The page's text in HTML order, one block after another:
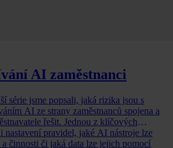
AI zaměstnanci
série jsme popsali, jaká rizika jsou s
AI ze strany zaměstnanců spojena a
řešit. Jednou z klíčových
nastavení pravidel, jaké AI nástroje lze
činnosti či jaká data lze jejich pomocí